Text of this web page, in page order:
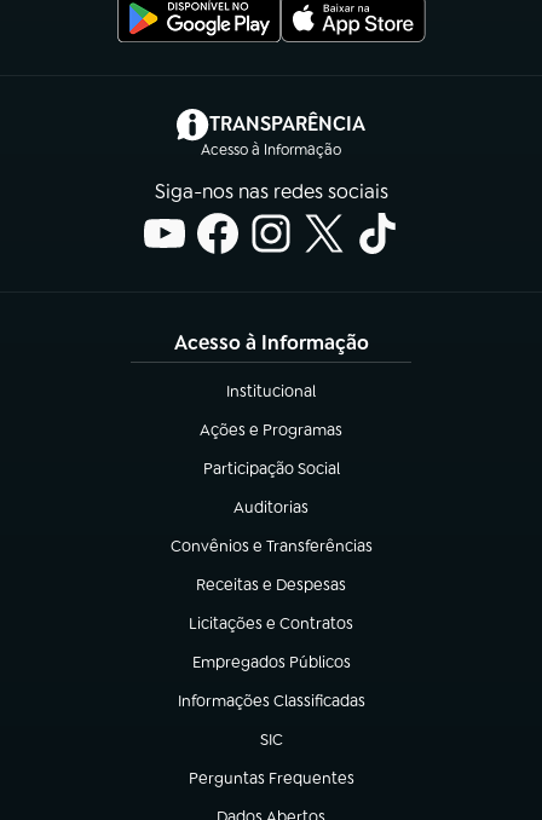
TRANSPARÊNCIA
Acesso à Informação
(abre em nova aba)
Siga-nos nas redes sociais
Acesso à Informação
Institucional
(abre em nova aba)
Ações e Programas
(abre em nova aba)
Participação Social
(abre em nova aba)
Auditorias
(abre em nova aba)
Convênios e Transferências
(abre em nova aba)
Receitas e Despesas
(abre em nova aba)
Licitações e Contratos
(abre em nova aba)
Empregados Públicos
(abre em nova aba)
Informações Classificadas
(abre em nova aba)
SIC
(abre em nova aba)
Perguntas Frequentes
(abre em nova aba)